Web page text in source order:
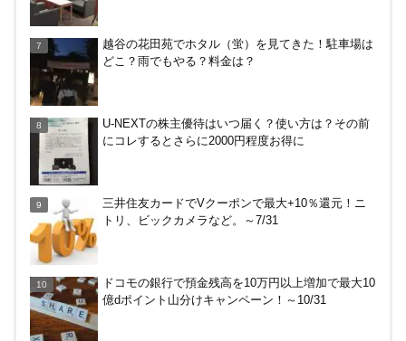
換する方法！重要注意点あり
い、パスワード変更不可の原因はコレでした。
技あり】Amazonギフト券の最低額が100円～に改
悪！デジタルは10倍に
越谷の花田苑でホタル（蛍）を見てきた！駐車場は
どこ？雨でもやる？料金は？
U-NEXTの株主優待はいつ届く？使い方は？その前
にコレするとさらに2000円程度お得に
三井住友カードでVクーポンで最大+10％還元！ニ
トリ、ビックカメラなど。～7/31
ドコモの銀行で預金残高を10万円以上増加で最大10
億dポイント山分けキャンペーン！～10/31